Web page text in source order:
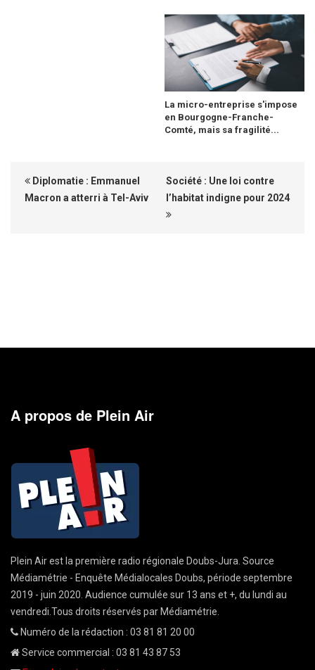
La micro-entreprise s'impose
en Bourgogne-Franche-
Comté, mais sa fragilité...
Diplomatie : Emmanuel
Macron a atterri à Tel-Aviv
Société : Une loi contre
l’habitat indigne pour 2024
A propos de Plein Air
Plein Air est la première radio régionale Doubs-Jura. Source
Médiamétrie - Enquête Médialocales Doubs, période septembre
2019 - juin 2020. Audience cumulée sur 13 ans et +, du lundi au
vendredi.Tous droits réservés par Médiamétrie.
Numéro de la rédaction : 03 81 81 20 00
Service commercial : 03 81 43 87 53